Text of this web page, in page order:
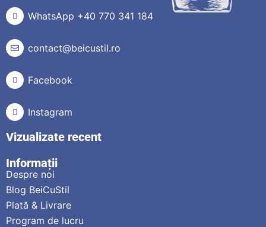
WhatsApp +40 770 341 184
contact@beicustil.ro
Facebook
Instagram
Vizualizate recent
Informații
Despre noi
Blog BeiCuStil
Plată & Livrare
Program de lucru